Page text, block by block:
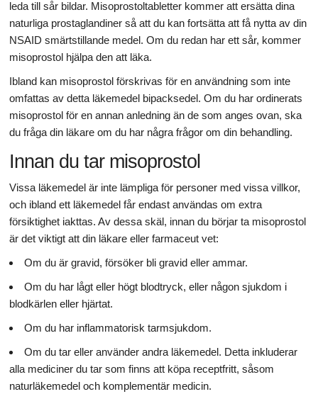
leda till sår bildar. Misoprostoltabletter kommer att ersätta dina
naturliga prostaglandiner så att du kan fortsätta att få nytta av din
NSAID smärtstillande medel. Om du redan har ett sår, kommer
misoprostol hjälpa den att läka.
Ibland kan misoprostol förskrivas för en användning som inte
omfattas av detta läkemedel bipacksedel. Om du har ordinerats
misoprostol för en annan anledning än de som anges ovan, ska
du fråga din läkare om du har några frågor om din behandling.
Innan du tar misoprostol
Vissa läkemedel är inte lämpliga för personer med vissa villkor,
och ibland ett läkemedel får endast användas om extra
försiktighet iakttas. Av dessa skäl, innan du börjar ta misoprostol
är det viktigt att din läkare eller farmaceut vet:
Om du är gravid, försöker bli gravid eller ammar.
Om du har lågt eller högt blodtryck, eller någon sjukdom i
blodkärlen eller hjärtat.
Om du har inflammatorisk tarmsjukdom.
Om du tar eller använder andra läkemedel. Detta inkluderar
alla mediciner du tar som finns att köpa receptfritt, såsom
naturläkemedel och komplementär medicin.